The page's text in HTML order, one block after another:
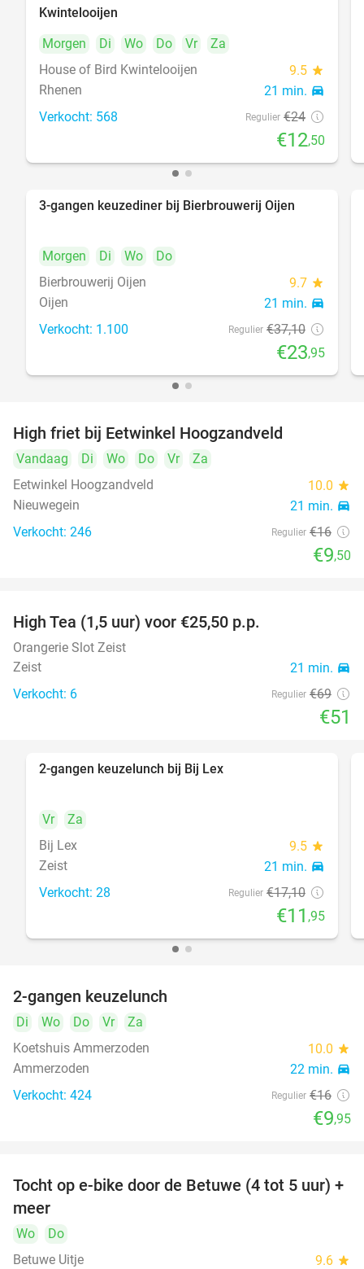
Kwintelooijen
Morgen
Di Wo Do Vr
Za
House of Bird Kwintelooijen
9.5 star
Rhenen 21 min. directions_car
Verkocht: 568 Regulier €24
€12,50
3-gangen keuzediner bij Bierbrouwerij Oijen
Morgen Di Wo
Do
Bierbrouwerij Oijen
9.7 star
Oijen 21 min. directions_car
Verkocht: 1.100 Regulier €37,10
€23,95
High friet bij Eetwinkel Hoogzandveld
Vandaag Di Wo Do Vr
Za
Eetwinkel Hoogzandveld
10.0 star
Nieuwegein 21 min. directions_car
Verkocht: 246 Regulier €16
€9,50
High Tea (1,5 uur) voor €25,50 p.p.
Orangerie Slot Zeist
Zeist
21 min. directions_car
Verkocht: 6 Regulier €69
€51
2-gangen keuzelunch bij Bij Lex
Vr
Za
Bij Lex
9.5 star
Zeist 21 min. directions_car
Verkocht: 28 Regulier €17,10
€11 ,95
2-gangen keuzelunch
Di Wo Do Vr
Za
Koetshuis Ammerzoden
10.0 star
Ammerzoden 22 min. directions_car
Verkocht: 424 Regulier €16
€9,95
35%
Tocht op e-bike door de Betuwe (4 tot 5 uur) +
meer
Wo
Do
Betuwe Uitje
9.6 star